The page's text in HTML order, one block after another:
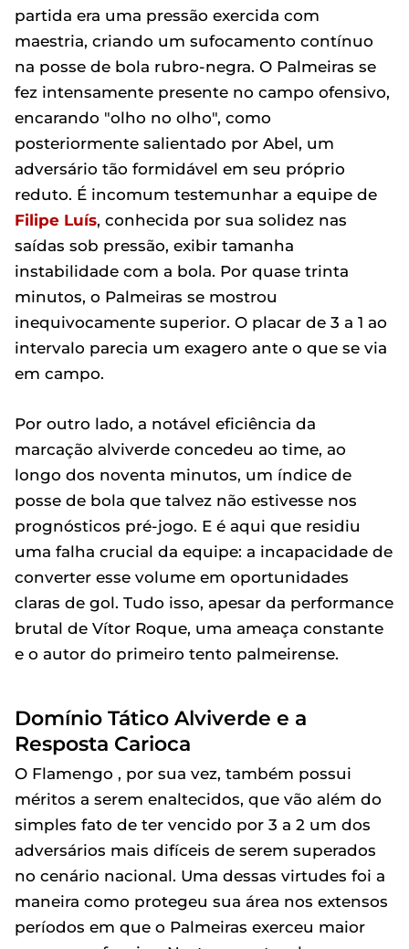
partida era uma pressão exercida com
maestria, criando um sufocamento contínuo
na posse de bola rubro-negra. O Palmeiras se
fez intensamente presente no campo ofensivo,
encarando "olho no olho", como
posteriormente salientado por Abel, um
adversário tão formidável em seu próprio
reduto. É incomum testemunhar a equipe de
Filipe Luís, conhecida por sua solidez nas
saídas sob pressão, exibir tamanha
instabilidade com a bola. Por quase trinta
minutos, o Palmeiras se mostrou
inequivocamente superior. O placar de 3 a 1 ao
intervalo parecia um exagero ante o que se via
em campo.
Por outro lado, a notável eficiência da
marcação alviverde concedeu ao time, ao
longo dos noventa minutos, um índice de
posse de bola que talvez não estivesse nos
prognósticos pré-jogo. E é aqui que residiu
uma falha crucial da equipe: a incapacidade de
converter esse volume em oportunidades
claras de gol. Tudo isso, apesar da performance
brutal de Vítor Roque, uma ameaça constante
e o autor do primeiro tento palmeirense.
Domínio Tático Alviverde e a
Resposta Carioca
O Flamengo , por sua vez, também possui
méritos a serem enaltecidos, que vão além do
simples fato de ter vencido por 3 a 2 um dos
adversários mais difíceis de serem superados
no cenário nacional. Uma dessas virtudes foi a
maneira como protegeu sua área nos extensos
períodos em que o Palmeiras exerceu maior